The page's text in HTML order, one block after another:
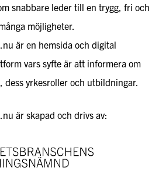
snabbare leder till en trygg, fri och
möjligheter.
är en hemsida och digital
vars syfte är att informera om
dess yrkesroller och utbildningar.
är skapad och drivs av: